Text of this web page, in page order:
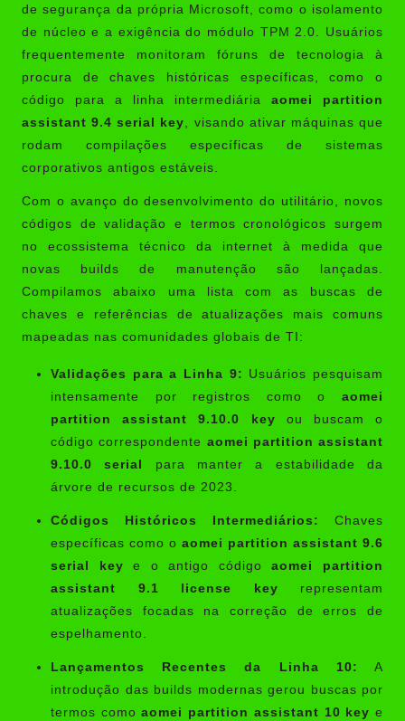
de segurança da própria Microsoft, como o isolamento
de núcleo e a exigência do módulo TPM 2.0. Usuários
frequentemente monitoram fóruns de tecnologia à
procura de chaves históricas específicas, como o
código para a linha intermediária aomei partition
assistant 9.4 serial key , visando ativar máquinas que
rodam compilações específicas de sistemas
corporativos antigos estáveis.
Com o avanço do desenvolvimento do utilitário, novos
códigos de validação e termos cronológicos surgem
no ecossistema técnico da internet à medida que
novas builds de manutenção são lançadas.
Compilamos abaixo uma lista com as buscas de
chaves e referências de atualizações mais comuns
mapeadas nas comunidades globais de TI:
Validações para a Linha 9: Usuários pesquisam
intensamente por registros como o aomei
partition assistant 9.10.0 key ou buscam o
código correspondente aomei partition assistant
9.10.0 serial
para manter a estabilidade da
árvore de recursos de 2023.
Códigos Históricos Intermediários:
Chaves
específicas como o aomei partition assistant 9.6
serial key e o antigo códigoaomei partition
assistant 9.1 license key representam
atualizações focadas na correção de erros de
espelhamento.
Lançamentos Recentes da Linha 10:
A
introdução das builds modernas gerou buscas por
termos comoaomei partition assistant 10 key e